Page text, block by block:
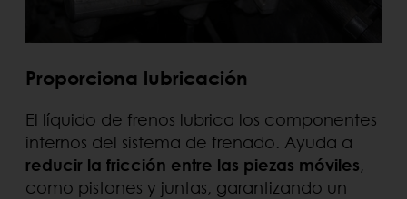
Proporciona lubricación
El líquido de frenos lubrica los componentes
internos del sistema de frenado. Ayuda a
reducir la fricción entre las piezas móviles,
como pistones y juntas, garantizando un